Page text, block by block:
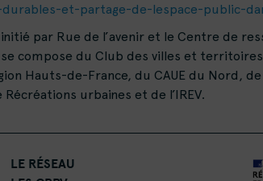
et-partage-de-lespace-public-
par Rue de l’avenir et le Centre de
se compose du Club des villes et
Hauts-de-France, du CAUE du Nord,
Récréations urbaines et de l’IREV.
LE RÉSEAU